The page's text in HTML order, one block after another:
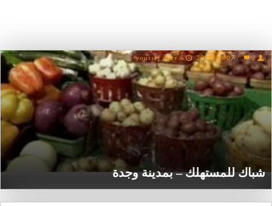
شباك للمستهلك – بمدينة وجدة
youssef sifer / 29/06/2007 / 2